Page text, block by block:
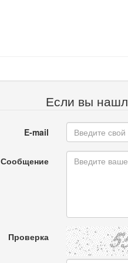
Если вы
E-mail
Сообщение
Проверка